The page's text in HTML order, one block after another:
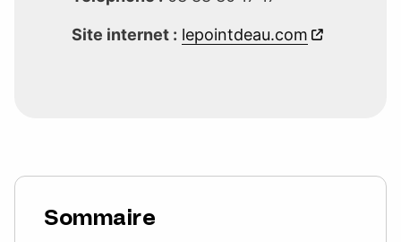
Site internet : lepointdeau.com
Sommaire